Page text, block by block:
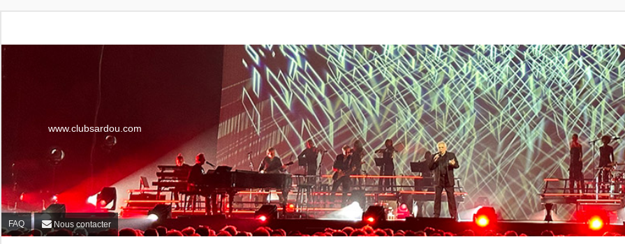
www.clubsardou.com
FAQ Nous contacter